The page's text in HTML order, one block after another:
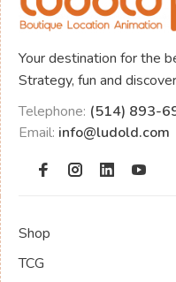
Your destination for the
Strategy, fun and
Telephone: (514) 893-
Email: info@ludold.com
Shop
TCG